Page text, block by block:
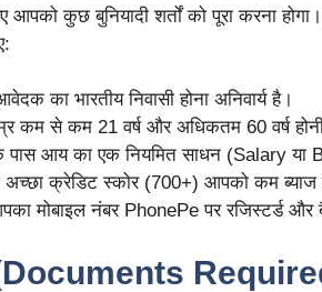
कुछ बुनियादी शर्तों को पूरा करना
का भारतीय निवासी होना अनिवार्य है।
कम से कम 21 वर्ष और अधिकतम 60 वर्ष होनी
आय का एक नियमित साधन (Salary या
क्रेडिट स्कोर (700+) आपको कम ब्याज
मोबाइल नंबर PhonePe पर रजिस्टर्ड और